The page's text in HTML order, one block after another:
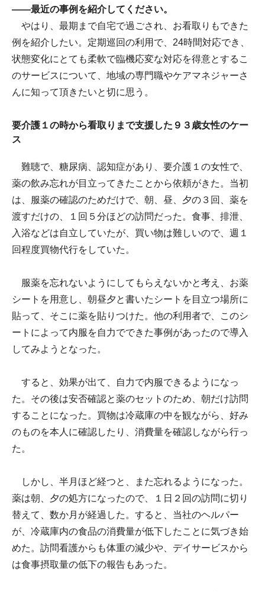
――最近の事例を紹介してください。
やはり、最期まで自宅で過ごされ、お看取りもできた
例を紹介したい。定期巡回の利用で、24時間対応でき、
状態変化にとても柔軟で臨機応変な対応を得意とするこ
のサービスについて、地域の専門職やケアマネジャーさ
んに知って頂きたいと切に思う。
要介護１の時から看取りまで支援した９３歳女性のケー
ス
難聴で、糖尿病、認知症があり、要介護１の女性で、
薬の飲み忘れが目立ってきたことから依頼がきた。当初
は、服薬の確認のためだけで、朝、昼、夕の３回、薬を
渡すだけの、１回５分ほどの訪問だった。食事、排泄、
入浴などは自立していたが、買い物は難しいので、週１
回程度買物代行をしていた。
服薬を忘れないようにしてもらえないかと考え、お薬
シートを用意し、朝昼夕と書いたシートを目立つ場所に
貼って、そこに薬を貼りつけた。他の利用者で、このシ
ートによって内服を自力でできた事例があったので導入
してみようとなった。
すると、効果が出て、自力で内服できるようになっ
た。その後は安否確認と薬のセットのため、朝だけ訪問
することになった。買物は冷蔵庫の中を観ながら、好み
のものを本人に確認したり、消費量を確認しながら行っ
た。
しかし、半月ほど経つと、また忘れるようになった。
薬は朝、夕の処方になったので、１日２回の訪問に切り
替えて、数か月が経過した。すると、当社のヘルパー
が、冷蔵庫内の食品の消費量が低下したことに気づき始
めた。訪問看護からも体重の減少や、デイサービスから
は食事摂取量の低下の報告もあった。